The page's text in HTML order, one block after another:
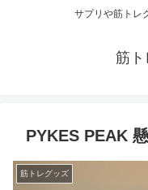
サプリや筋トレ
筋ト
PYKES PEAK
筋トレグッズ